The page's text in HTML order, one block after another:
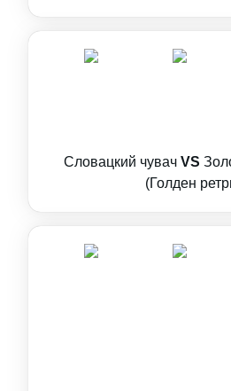
Словацкий чувач VS
(Голден